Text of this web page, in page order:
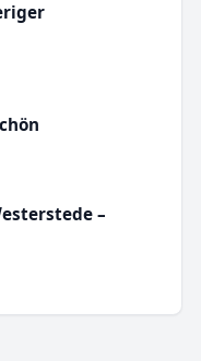
–